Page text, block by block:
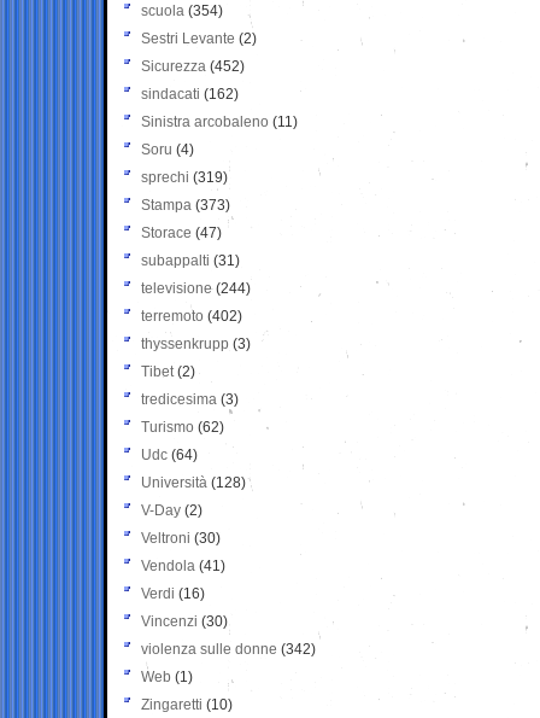
scuola (354)
Sestri Levante (2)
Sicurezza (452)
sindacati (162)
Sinistra arcobaleno (11)
Soru (4)
sprechi (319)
Stampa (373)
Storace (47)
subappalti (31)
televisione(244)
terremoto (402)
thyssenkrupp (3)
Tibet(2)
tredicesima (3)
Turismo (62)
Udc (64)
Università (128)
V-Day (2)
Veltroni (30)
Vendola (41)
Verdi (16)
Vincenzi (30)
violenza sulle donne (342)
Web (1)
Zingaretti (10)